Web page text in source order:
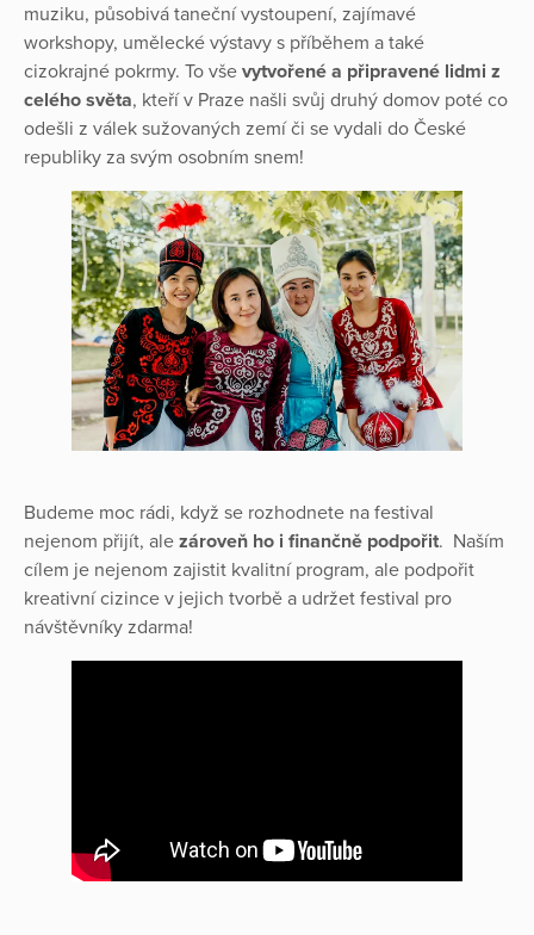
muziku, působivá taneční vystoupení, zajímavé
workshopy, umělecké výstavy s příběhem a také
cizokrajné pokrmy. To vše vytvořené a připravené lidmi z
celého světa, kteří v Praze našli svůj druhý domov poté co
odešli z válek sužovaných zemí či se vydali do České
republiky za svým osobním snem!
Budeme moc rádi, když se rozhodnete na festival
nejenom přijít, ale zároveň ho i finančně podpořit. Naším
cílem je nejenom zajistit kvalitní program, ale podpořit
kreativní cizince v jejich tvorbě a udržet festival pro
návštěvníky zdarma!